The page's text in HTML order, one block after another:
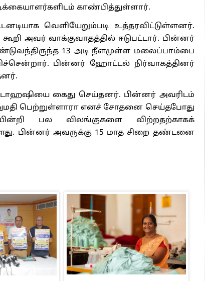
– இந்தியா
காண்பித்துள்ளார்.
வெளியேறும்படி உத்தரவிட்டுள்ளனர்.
அவர் வாக்குவாதத்தில் ஈடுபட்டார். பின்னர்
13 அடி நீளமுள்ள மலைப்பாம்பை
பின்னர் ஹோட்டல் நிர்வாகத்தினர்
கைது செய்தனர். பின்னர் அவரிடம்
பெற்றுள்ளாரா எனச் சோதனை செய்தபோது
பல விலங்குகளை விற்றதற்காகக்
பின்னர் அவருக்கு 15 மாத சிறை தண்டனை